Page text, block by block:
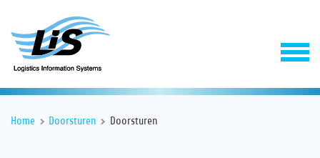
Home Doorsturen Doorsturen